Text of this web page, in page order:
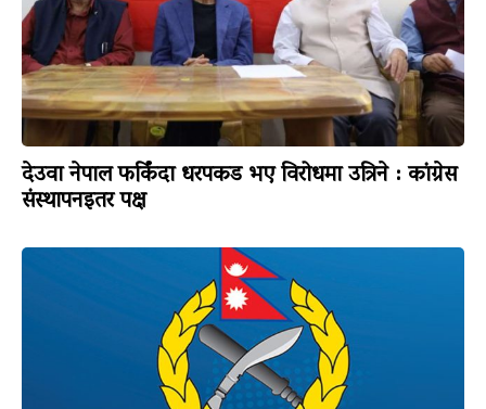
देउवा नेपाल फर्किंदा धरपकड भए विरोधमा उत्रिने : कांग्रेस
संस्थापनइतर पक्ष